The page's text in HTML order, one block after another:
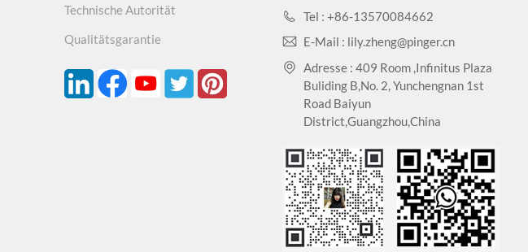
Technische Autorität
Qualitätsgarantie
Tel : +86-13570084662
E-Mail : lily.zheng@pinger.cn
Adresse : 409 Room ,Infinitus Plaza
Buliding B,No. 2, Yunchengnan 1st
Road Baiyun
District,Guangzhou,China